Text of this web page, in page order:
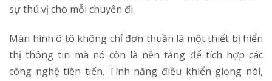
sự thú vị cho mỗi chuyến đi.
Màn hình ô tô không chỉ đơn thuần là một thiết bị hiển
thị thông tin mà nó còn là nền tảng để tích hợp các
công nghệ tiên tiến. Tính năng điều khiển giọng nói,